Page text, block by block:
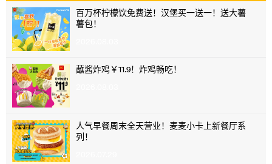
百万杯柠檬饮免费送！汉堡买一送一！送大薯
薯包！
蘸酱炸鸡￥11.9！炸鸡畅吃！
人气早餐周末全天营业！麦麦小卡上新餐厅系
列！